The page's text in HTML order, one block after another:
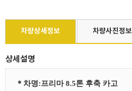
차량상세정보 차량사진정보
상세설명
＊ 차명:프리마 8.5톤 후축 카고